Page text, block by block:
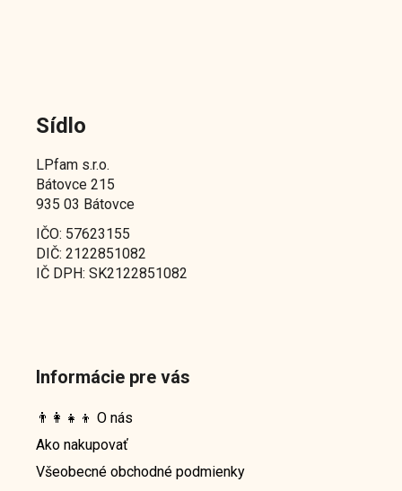
Sídlo
LPfam s.r.o.
Bátovce 215
935 03 Bátovce
IČO: 57623155
DIČ: 2122851082
IČ DPH: SK2122851082
Informácie pre vás
👨‍👩‍👧‍👦 O nás
Ako nakupovať
Všeobecné obchodné podmienky